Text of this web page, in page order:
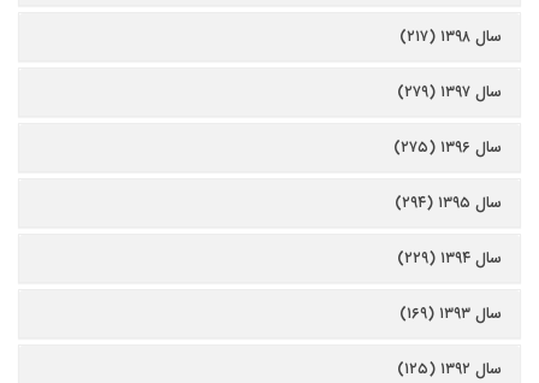
سال ۱۳۹۸ (۲۱۷)
سال ۱۳۹۷ (۲۷۹)
سال ۱۳۹۶ (۲۷۵)
سال ۱۳۹۵ (۲۹۴)
سال ۱۳۹۴ (۲۲۹)
سال ۱۳۹۳ (۱۶۹)
سال ۱۳۹۲ (۱۲۵)